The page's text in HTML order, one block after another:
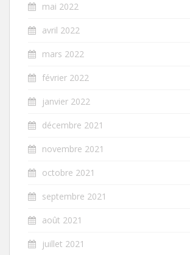
mai 2022
avril 2022
mars 2022
février 2022
janvier 2022
décembre 2021
novembre 2021
octobre 2021
septembre 2021
août 2021
juillet 2021